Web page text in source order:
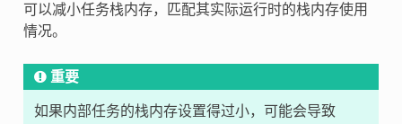
可以减小任务栈内存，匹配其实际运行时的栈内存使用
情况。
重要
如果内部任务的栈内存设置得过小，可能会导致